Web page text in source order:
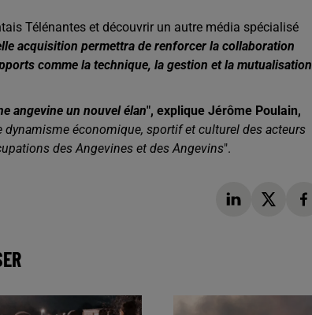
Télénantes et découvrir un autre média spécialisé
acquisition permettra de renforcer la collaboration
comme la technique, la gestion et la mutualisation
angevine un nouvel élan", explique Jérôme Poulain,
dynamisme économique, sportif et culturel des acteurs
des Angevines et des Angevins".